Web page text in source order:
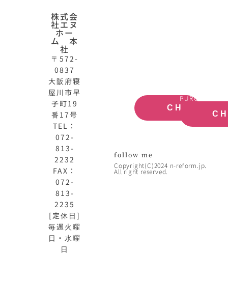
株式会
社エヌ
ホー
ム 本
社
〒572-
0837
大阪府寝
屋川市早
子町19
番17号
TEL：
072-
813-
2232
FAX：
072-
813-
2235
[定休日]
毎週火曜
日・水曜
日
CHECK
PURCHASE
follow me
Copyright(C)2024 n-reform.jp.
All right reserved.